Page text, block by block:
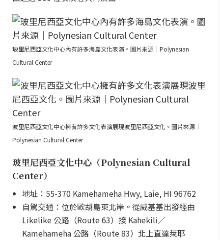
玻里尼西亞文化中心內有許多海島文化表演。圖片來源｜Polynesian
Cultural Center
波里尼西亞文化中心擁有許多文化表演展現波里尼西亞文化。圖片來源｜
Polynesian Cultural Center
玻里尼西亞文化中心（Polynesian Cultural
Center）
地址：55-370 Kamehameha Hwy, Laie, HI 96762
自駕交通：位於歐胡島東北岸。從威基基出發經由
Likelike 公路（Route 63）接 Kahekili／
Kamehameha 公路（Route 83）北上直達萊耶